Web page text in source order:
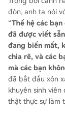
đòn, anh ta nói
“Thế hệ các
đã được viết
đang biến mất,
chia rẽ, và các
mà các bạn
đã bắt đầu xôn
khuyên sinh
thật thực sự làm